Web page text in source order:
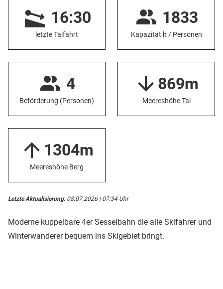
16:30
letzte Talfahrt
1833
Kapazität h / Personen
4
Beförderung (Personen)
869m
Meereshöhe Tal
1304m
Meereshöhe Berg
Letzte Aktualisierung: 08.07.2026 | 07:34 Uhr
Moderne kuppelbare 4er Sesselbahn die alle Skifahrer und
Winterwanderer bequem ins Skigebiet bringt.